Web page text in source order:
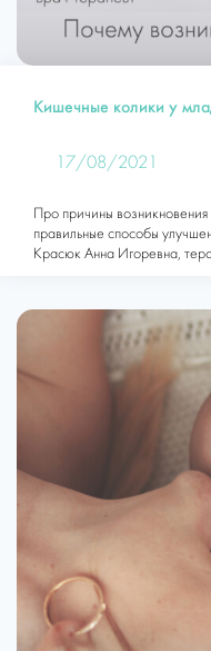
Кишечные колики у
17/08/2021
Про причины
правильные способы
Красюк Анна Игоревна,